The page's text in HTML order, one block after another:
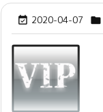
 2020-04-07 